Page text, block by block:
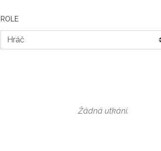
ROLE
Žádná utkání.